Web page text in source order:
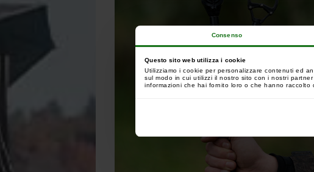
Consenso
Questo sito web utilizza i cookie
Utilizziamo i cookie per personalizzare contenuti ed
sul modo in cui utilizzi il nostro sito con i nostri
informazioni che hai fornito loro o che hanno raccolto